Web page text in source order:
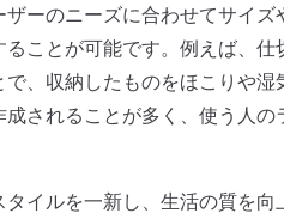
ーのニーズに合わせてサイ
ことが可能です。例えば、仕
、収納したものをほこりや湿
されることが多く、使う人
イルを一新し、生活の質を